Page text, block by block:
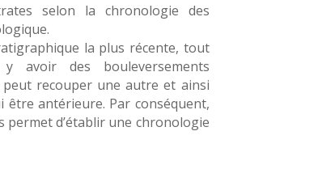
selon la chronologie des
la plus récente, tout
des bouleversements
peut recouper une autre et ainsi
antérieure. Par conséquent,
permet d’établir une chronologie